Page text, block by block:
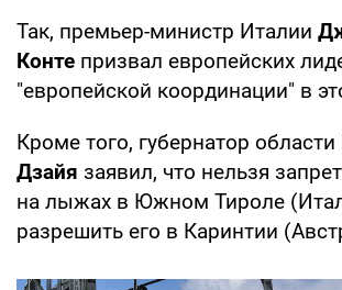
Так, премьер-министр Италии
Конте призвал европейских
"европейской координации" в
Кроме того, губернатор области
Дзайя заявил, что нельзя
на лыжах в Южном Тироле
разрешить его в Каринтии